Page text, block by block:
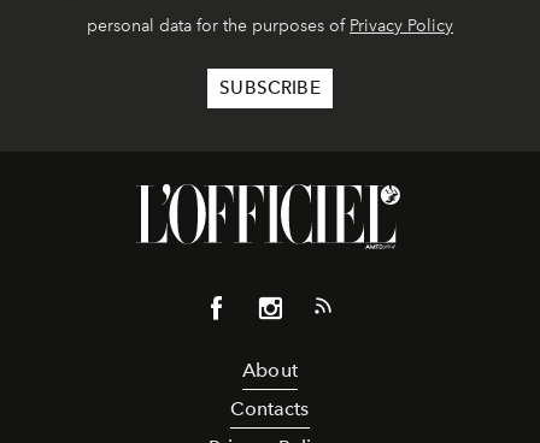
personal data for the purposes of Privacy Policy
About
Contacts